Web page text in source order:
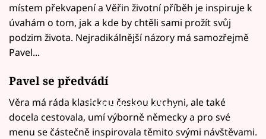
místem překvapení a Věřin životní příběh je inspiruje k
úvahám o tom, jak a kde by chtěli sami prožít svůj
podzim života. Nejradikálnější názory má samozřejmě
Pavel...
Pavel se předvádí
Failed to fetch
Věra má ráda klasickou českou kuchyni, ale také
docela cestovala, umí výborně německy a pro své
menu se částečně inspirovala těmito svými návštěvami.